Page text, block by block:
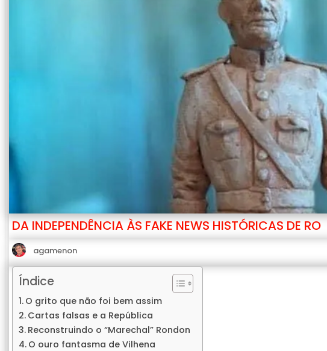
DA INDEPENDÊNCIA ÀS FAKE NEWS HISTÓRICAS DE RO
agamenon
Índice
O grito que não foi bem assim
Cartas falsas e a República
Reconstruindo o “Marechal” Rondon
O ouro fantasma de Vilhena